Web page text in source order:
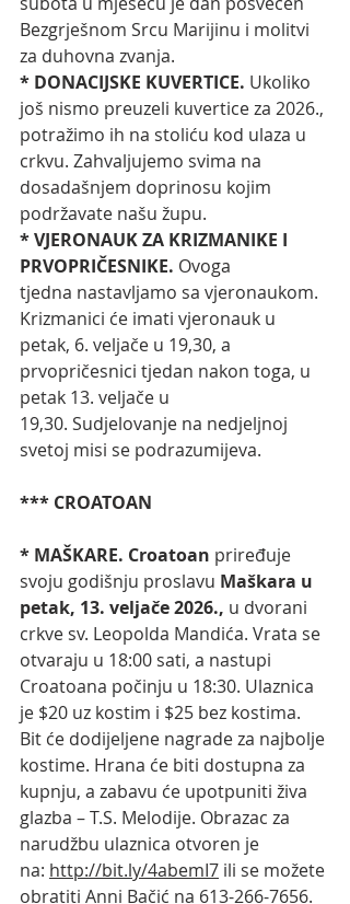
Bezgrješnom Srcu Marijinu i molitvi
za duhovna zvanja.
* DONACIJSKE KUVERTICE. Ukoliko
još nismo preuzeli kuvertice za 2026.,
potražimo ih na stoliću kod ulaza u
crkvu. Zahvaljujemo svima na
dosadašnjem doprinosu kojim
podržavate našu župu.
* VJERONAUK ZA KRIZMANIKE I
PRVOPRIČESNIKE. Ovoga
tjedna nastavljamo sa vjeronaukom.
Krizmanici će imati vjeronauk u
petak, 6. veljače u 19,30, a
prvopričesnici tjedan nakon toga, u
petak 13. veljače u
19,30. Sudjelovanje na nedjeljnoj
svetoj misi se podrazumijeva.
*** CROATOAN
* MAŠKARE. Croatoan priređuje
svoju godišnju proslavu Maškara u
petak, 13. veljače 2026., u dvorani
crkve sv. Leopolda Mandića. Vrata se
otvaraju u 18:00 sati, a nastupi
Croatoana počinju u 18:30. Ulaznica
je $20 uz kostim i $25 bez kostima.
Bit će dodijeljene nagrade za najbolje
kostime. Hrana će biti dostupna za
kupnju, a zabavu će upotpuniti živa
glazba – T.S. Melodije. Obrazac za
narudžbu ulaznica otvoren je
na: http://bit.ly/4abemI7 ili se možete
obratiti Anni Bačić na 613-266-7656.